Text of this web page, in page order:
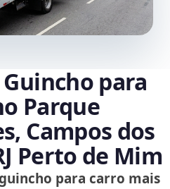
para
Parque
Campos dos
Perto de Mim
para carro mais